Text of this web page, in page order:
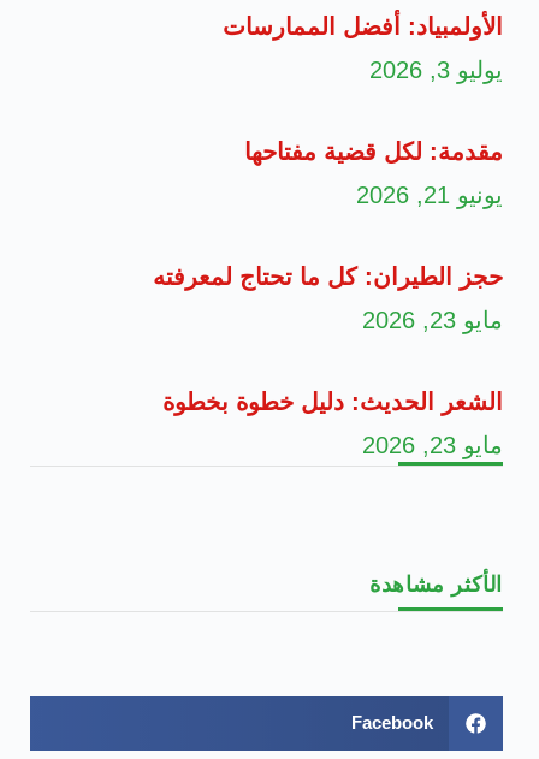
الأولمبياد: أفضل الممارسات
يوليو 3, 2026
مقدمة: لكل قضية مفتاحها
يونيو 21, 2026
حجز الطيران: كل ما تحتاج لمعرفته
مايو 23, 2026
الشعر الحديث: دليل خطوة بخطوة
مايو 23, 2026
الأكثر مشاهدة
Facebook